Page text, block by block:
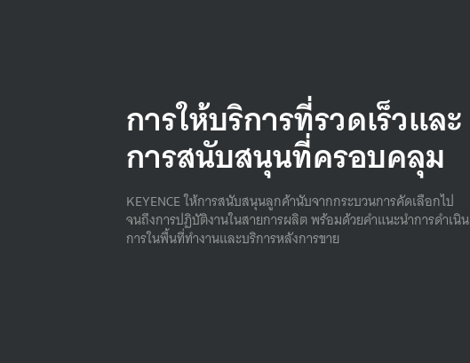
การให้บริการที่รวดเร็วและ
การสนับสนุนที่ครอบคลุม
KEYENCE ให้การสนับสนุนลูกค้านับจากกระบวนการคัดเลือกไป
จนถึงการปฏิบัติงานในสายการผลิต พร้อมด้วยคําแนะนําการดําเนิน
การในพื้นที่ทํางานและบริการหลังการขาย